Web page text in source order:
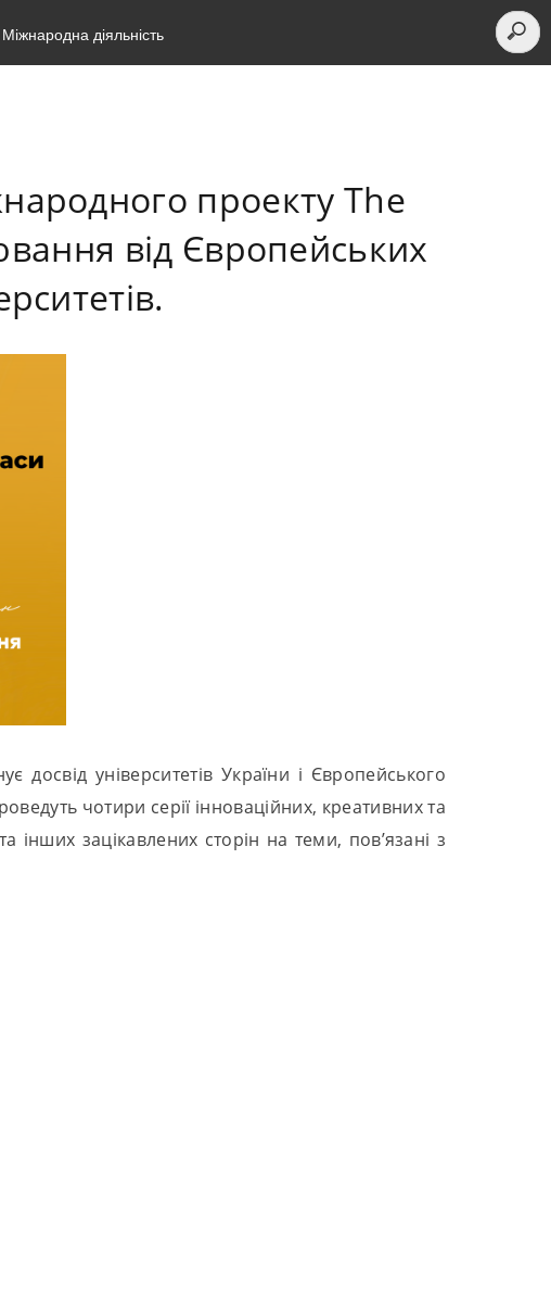
Міжнародна діяльність
проекту The
від Європейських
досвід університетів України і Європейського
чотири серії інноваційних, креативних та
інших зацікавлених сторін на теми, пов’язані з